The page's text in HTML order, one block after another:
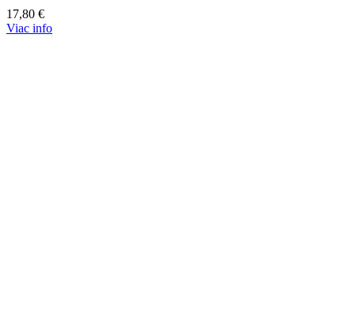
17,80 €
Viac info